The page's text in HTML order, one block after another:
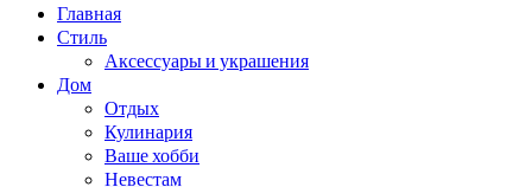
Главная
Стиль
Аксессуары и украшения
Дом
Отдых
Кулинария
Ваше хобби
Невестам